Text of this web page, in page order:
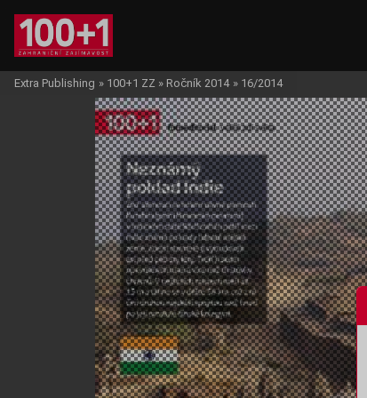
Extra Publishing » 100+1 ZZ » Ročník 2014 » 16/2014